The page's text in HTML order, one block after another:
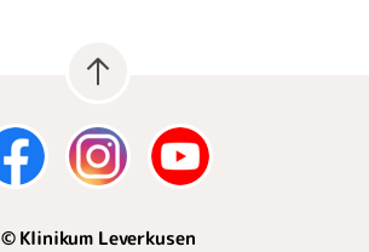
© Klinikum Leverkusen